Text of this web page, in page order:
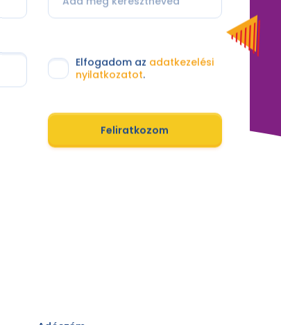
Elfogadom az adatkezelési
nyilatkozatot.
Feliratkozom